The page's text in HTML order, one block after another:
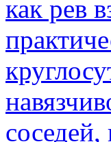
как рев
соседей,